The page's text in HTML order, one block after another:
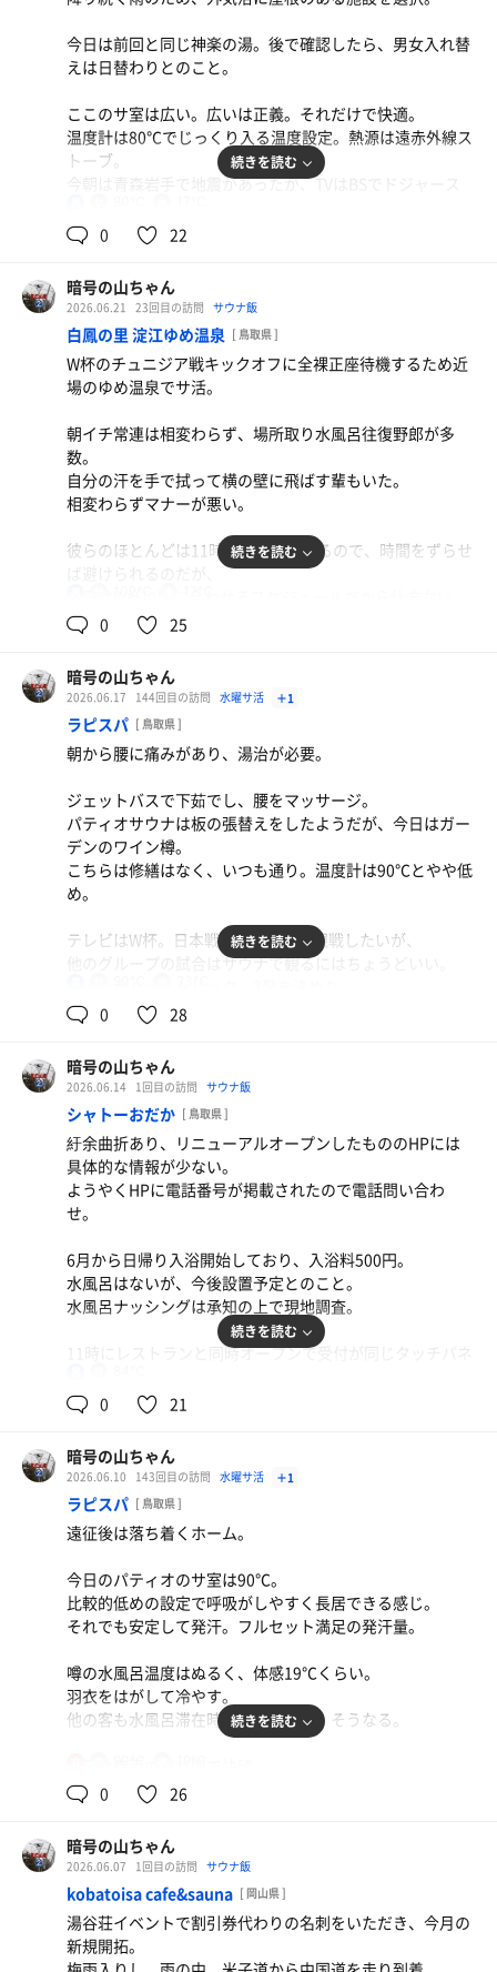
塩チャーシン
ごはんの量はそれほどでもないが、背脂がのってい
て、大量には食べられない。
なたになる。
屋根のあるウッドデッキの椅子がベストとなる。
クリアミストサウナも1セット。今日はこちらもいつもよ
り熱く感じた。
のどぐろつけ麺
ツ。スープ割し放題。
今日は前回と同じ神楽の湯。後で確認したら、男女入れ替
えは日替わりとのこと。
ここのサ室は広い。広いは正義。それだけで快適。
温度計は80℃でじっくり入る温度設定。熱源は遠赤外線ス
トーブ。
今朝は青森岩手で地震があったが、TVはBSでドジャース
去年来た時は甲子園だったっけ。
水風呂はまずまず冷たい体感17℃。
外気浴は屋根のあるところのベンチを中心に。柱や壁に背
もたれして。
雨の上がったタイミングで露天のベンチも利用。
内湯側の壁際の椅子も良き。
前回来た時よりも利用客が多かったが、それでも混まない
広い施設。
次回は八百万の湯にも入ってみたい。
極上スサノオラーメン
地元産味噌と麹のブレンド。タイムサービスの半ライ
スを添えて。
水
続きを読む
0 22
暗号の山ちゃん
2026.06.21 23回目の訪問 サウナ飯
白鳳の里 淀江ゆめ温泉 [ 鳥取県 ]
W杯のチュニジア戦キックオフに全裸正座待機するため近
場のゆめ温泉でサ活。
朝イチ常連は相変わらず、場所取り水風呂往復野郎が多
数。
自分の汗を手で拭って横の壁に飛ばす輩もいた。
相変わらずマナーが悪い。
彼らのほとんどは11時前には退散するので、時間をずらせ
今日は比較的発汗がよい。今日は梅雨らしい天気だからだ
ろうか。
外気浴はギリギリ雨に邪魔されない感じ。
そこそこ風もあって気持ちよく休憩。
サ飯も待ち時間のないところで。
ふわとろ天津飯
早い、安い、美味い。
水
続きを読む
0 25
暗号の山ちゃん
2026.06.17 144回目の訪問 水曜サ活 ＋1
ラピスパ [ 鳥取県 ]
朝から腰に痛みがあり、湯治が必要。
ジェットバスで下茹でし、腰をマッサージ。
パティオサウナは板の張替えをしたようだが、今日はガー
デンのワイン樽。
こちらは修繕はなく、いつも通り。温度計は90℃とやや低
め。
テレビはW杯。日本戦だと集中して観戦したいが、
他のグループの試合はサウナで観るにはちょうどいい。
こちらも5セットをきめる。
ガーデンの水風呂もプール工事の影響でぬるくなってい
る。
体感20℃あたり。
終盤に巡回してきた検温のスタッフさんに聞いたら23.5℃
とのこと。
長めに浸かりたくなる。
外気浴は日が差すと蒸し暑く感じたので、日陰や内気浴を
水風呂と休憩で体幹の体温が熱いままにならないよう調整
する。
夏っぽくなってきたな。
水曜夜laboのメニューが昼営業でも注文可能。豚清湯
で美味し。
続きを読む
0 28
暗号の山ちゃん
2026.06.14 1回目の訪問 サウナ飯
シャトーおだか [ 鳥取県 ]
紆余曲折あり、リニューアルオープンしたもののHPには
具体的な情報が少ない。
ようやくHPに電話番号が掲載されたので電話問い合わ
せ。
6月から日帰り入浴開始しており、入浴料500円。
水風呂はないが、今後設置予定とのこと。
水風呂ナッシングは承知の上で現地調査。
11時にレストランと同時オープンで受付が同じタッチパネ
入浴客は自分ひとりなのに、人気のレストラン行列に並ぶ
タイムロスにストレスが溜まる。
ようやく大浴場に入ったのだが、正直ガッカリ。
リニューアルとは名ばかりでただの営業再開。
リニューアル前に利用したことはないが、経年劣化感のあ
唯一、木枠で囲われた箇所が新しい感じだが、
ここは使わなくなったシャワーブースとカランを覆うだけ
の目隠し。
サ室は板の張替えすらせず、フェイスタオルを重ねてマッ
ト代わりにしてる。
水風呂完成してからオープンすべきだ。
水道の蛇口を2か所増設した形跡があるのでそこに壺水風
呂でもつくるのだろう。
いずれにせよ、現状は浴槽に湯を張って、サウナの電源入
れただけ。
利用者に対する細かい気配りや、サウナ改善意識は微塵も
続きを読む
0 21
暗号の山ちゃん
2026.06.10 143回目の訪問 水曜サ活 ＋1
ラピスパ [ 鳥取県 ]
遠征後は落ち着くホーム。
今日のパティオのサ室は90℃。
比較的低めの設定で呼吸がしやすく長居できる感じ。
それでも安定して発汗。フルセット満足の発汗量。
噂の水風呂温度はぬるく、体感19℃くらい。
羽衣をはがして冷やす。
他の客も水風呂滞在時間長め。まぁ、そうなる。
湿度の低い、カラッとした風が吹く。
同級生と偶然偶然。
お互い予定が空いていたので、ともにサ飯へ。
続きを読む
0 26
暗号の山ちゃん
2026.06.07 1回目の訪問 サウナ飯
kobatoisa cafe&sauna [ 岡山県 ]
湯谷荘イベントで割引券代わりの名刺をいただき、今月の
新規開拓。